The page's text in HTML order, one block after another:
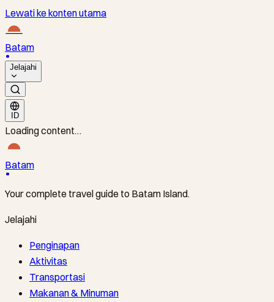
Lewati ke konten utama
Batam
Jelajahi
ID
Loading content…
Batam
Your complete travel guide to Batam Island.
Jelajahi
Penginapan
Aktivitas
Transportasi
Makanan & Minuman